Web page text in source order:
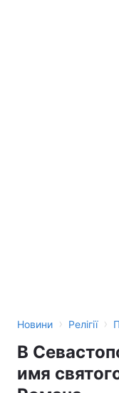
Новини › Релігії ›
В
имя